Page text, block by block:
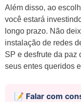
Além disso, ao
você estará
longo prazo. Não
instalação de redes
SP e desfrute da paz
seus entes queridos
📝 Falar com